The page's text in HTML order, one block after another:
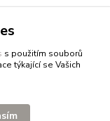
- vše pro psy
s použitím souborů
týkající se Vašich